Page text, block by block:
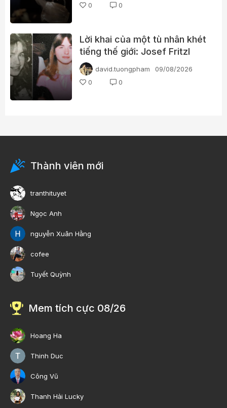
0
0
Lời khai của một tù nhân khét
tiếng thế giới: Josef Fritzl
david.tuongpham
09/08/2026
0
0
Thành viên mới
tranthituyet
Ngọc Anh
nguyễn Xuân Hằng
cofee
Tuyết Quỳnh
Mem tích cực 08/26
Hoang Ha
Thinh Duc
Công Vũ
Thanh Hải Lucky